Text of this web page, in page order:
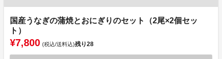
国産うなぎの蒲焼とおにぎりのセット（2尾×2個セッ
ト）
¥7,800 (税込/送料込)残り28